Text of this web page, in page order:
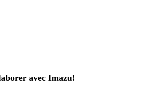
avec Imazu!